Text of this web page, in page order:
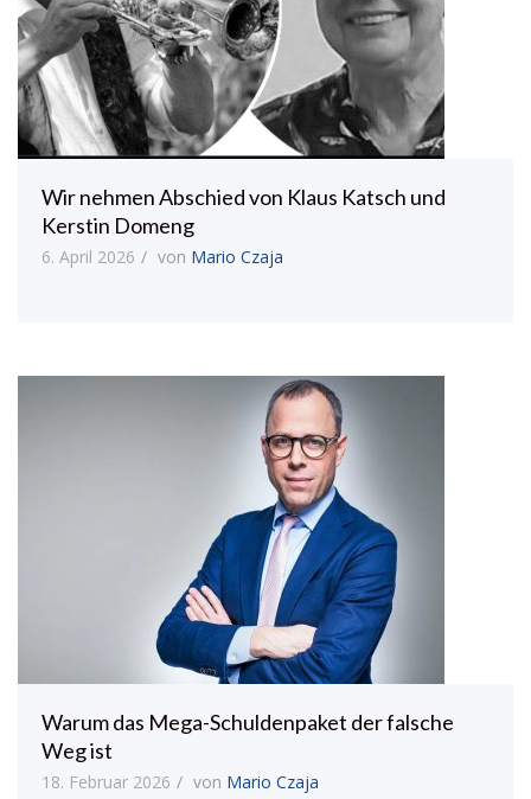
Wir nehmen Abschied von Klaus Katsch und
Kerstin Domeng
6. April 2026 von Mario Czaja
Warum das Mega-Schuldenpaket der falsche
Weg ist
18. Februar 2026 von Mario Czaja